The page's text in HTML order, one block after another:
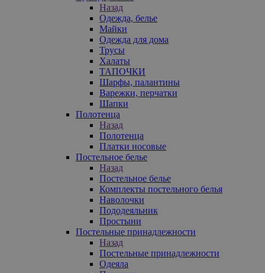
Назад
Одежда, белье
Майки
Одежда для дома
Трусы
Халаты
ТАПОЧКИ
Шарфы, палантины
Варежки, перчатки
Шапки
Полотенца
Назад
Полотенца
Платки носовые
Постельное белье
Назад
Постельное белье
Комплекты постельного белья
Наволочки
Пододеяльник
Простыни
Постельные принадлежности
Назад
Постельные принадлежности
Одеяла